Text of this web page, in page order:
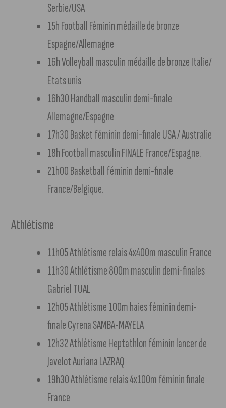
Serbie/USA
15h Football Féminin médaille de bronze
Espagne/Allemagne
16h Volleyball masculin médaille de bronze Italie/
Etats unis
16h30 Handball masculin demi-finale
Allemagne/Espagne
17h30 Basket féminin demi-finale USA / Australie
18h Football masculin FINALE France/Espagne.
21h00 Basketball féminin demi-finale
France/Belgique.
Athlétisme
11h05 Athlétisme relais 4x400m masculin France
11h30 Athlétisme 800m masculin demi-finales
Gabriel TUAL
12h05 Athlétisme 100m haies féminin demi-
finale Cyrena SAMBA-MAYELA
12h32 Athlétisme Heptathlon féminin lancer de
Javelot Auriana LAZRAQ
19h30 Athlétisme relais 4x100m féminin finale
France